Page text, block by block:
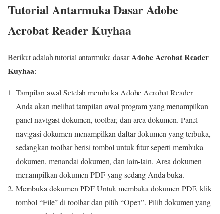
Tutorial Antarmuka Dasar Adobe
Acrobat Reader Kuyhaa
Berikut adalah tutorial antarmuka dasarAdobe Acrobat Reader
Kuyhaa:
Tampilan awal Setelah membuka Adobe Acrobat Reader,
Anda akan melihat tampilan awal program yang menampilkan
panel navigasi dokumen, toolbar, dan area dokumen. Panel
navigasi dokumen menampilkan daftar dokumen yang terbuka,
sedangkan toolbar berisi tombol untuk fitur seperti membuka
dokumen, menandai dokumen, dan lain-lain. Area dokumen
menampilkan dokumen PDF yang sedang Anda buka.
Membuka dokumen PDF Untuk membuka dokumen PDF, klik
tombol “File” di toolbar dan pilih “Open”. Pilih dokumen yang